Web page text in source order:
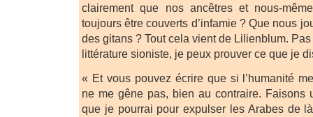
clairement que nos ancêtres et nous-
toujours être couverts d’infamie ? Que nous
des gitans ? Tout cela vient de Lilienblum.
littérature sioniste, je peux prouver ce que je
« Et vous pouvez écrire que si l’humanité
ne me gêne pas, bien au contraire. Faisons
que je pourrai pour expulser les Arabes de